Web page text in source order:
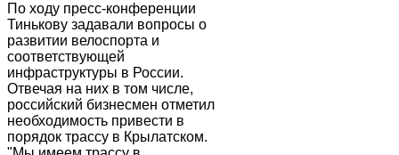
По ходу пресс-конференции
Тинькову задавали вопросы о
развитии велоспорта и
соответствующей
инфраструктуры в России.
Отвечая на них в том числе,
российский бизнесмен отметил
необходимость привести в
порядок трассу в Крылатском.